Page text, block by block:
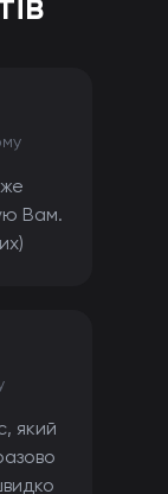
Вам.
який